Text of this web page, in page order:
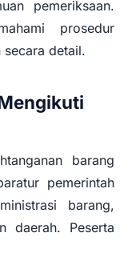
pemeriksaan.
prosedur
secara detail.
barang
pemerintah
barang,
daerah. Peserta